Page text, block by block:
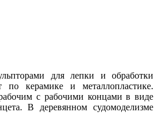
для лепки и обработки
по керамике и металлопластике.
с рабочими концами в виде
В деревянном судомоделизме